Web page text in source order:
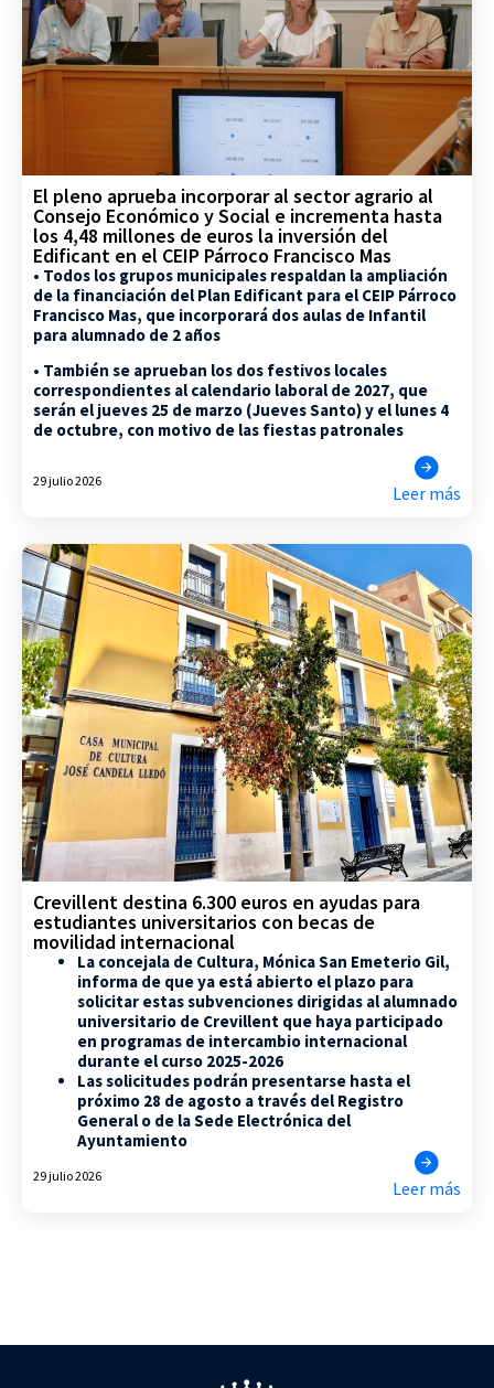
El pleno aprueba incorporar al sector agrario al
Consejo Económico y Social e incrementa hasta
los 4,48 millones de euros la inversión del
Edificant en el CEIP Párroco Francisco Mas
• Todos los grupos municipales respaldan la ampliación
de la financiación del Plan Edificant para el CEIP Párroco
Francisco Mas, que incorporará dos aulas de Infantil
para alumnado de 2 años
• También se aprueban los dos festivos locales
correspondientes al calendario laboral de 2027, que
serán el jueves 25 de marzo (Jueves Santo) y el lunes 4
de octubre, con motivo de las fiestas patronales
29 julio 2026
Leer más
Crevillent destina 6.300 euros en ayudas para
estudiantes universitarios con becas de
movilidad internacional
La concejala de Cultura, Mónica San Emeterio Gil,
informa de que ya está abierto el plazo para
solicitar estas subvenciones dirigidas al alumnado
universitario de Crevillent que haya participado
en programas de intercambio internacional
durante el curso 2025-2026
Las solicitudes podrán presentarse hasta el
próximo 28 de agosto a través del Registro
General o de la Sede Electrónica del
Ayuntamiento
29 julio 2026
Leer más